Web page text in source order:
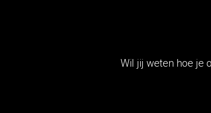
Wil jij weten hoe je